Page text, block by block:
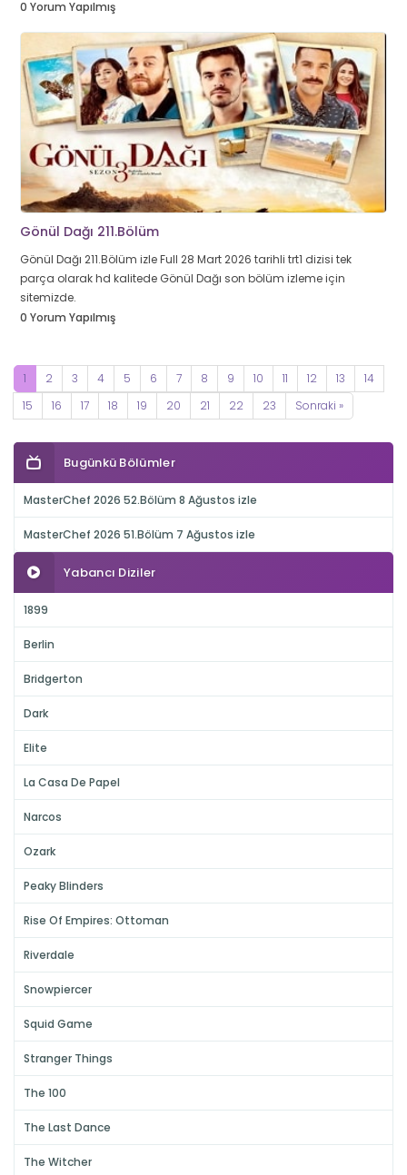
0 Yorum Yapılmış
Gönül Dağı 211.Bölüm
Gönül Dağı 211.Bölüm izle Full 28 Mart 2026 tarihli trt1 dizisi tek
parça olarak hd kalitede Gönül Dağı son bölüm izleme için
sitemizde.
0 Yorum Yapılmış
1 2 3 4 5 6 7 8 9 10 11 12 13
14
15
16 17 18 19 20 21 22 23 Sonraki »
Bugünkü Bölümler
MasterChef 2026 52.Bölüm 8 Ağustos izle
MasterChef 2026 51.Bölüm 7 Ağustos izle
Yabancı Diziler
1899
Berlin
Bridgerton
Dark
Elite
La Casa De Papel
Narcos
Ozark
Peaky Blinders
Rise Of Empires: Ottoman
Riverdale
Snowpiercer
Squid Game
Stranger Things
The 100
The Last Dance
The Witcher